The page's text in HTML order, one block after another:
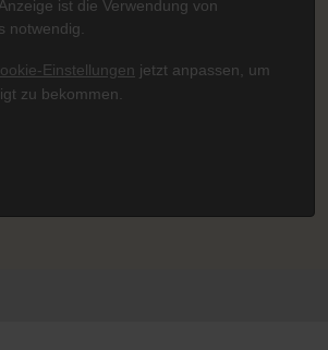
Einstellungen jetzt anpassen, um
zu bekommen.